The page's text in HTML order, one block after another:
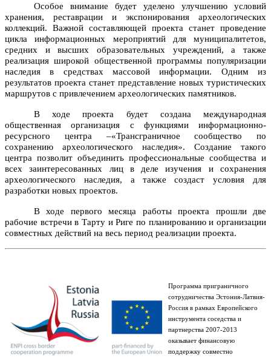
Особое внимание будет уделено улучшению условий
хранения, реставрации и экспонирования археологических
коллекций. Важной составляющей проекта станет проведение
цикла информационных мероприятий для муниципалитетов,
средних и высших образовательных учреждений, а также
реализация широкой общественной программы популяризации
наследия в средствах массовой информации. Одним из
результатов проекта станет представление новых туристических
маршрутов с привлечением археологических памятников.
В ходе проекта будет создана международная
общественная организация с функциями информационно-
ресурсного центра ‒«Трансграничное сообщество по
сохранению археологического наследия». Создание такого
центра позволит объединить профессиональные сообщества и
всех заинтересованных лиц в деле изучения и сохранения
археологического наследия, а также создаст условия для
разработки новых проектов.
В ходе первого месяца работы проекта прошли две
рабочие встречи в Тарту и Риге по планированию и организации
совместных действий на весь период реализации проекта.
Программа приграничного
сотрудничества Эстония-Латвия-
Россия в рамках Европейского
инструмента соседства и
партнерства 2007-2013
оказывает финансовую
поддержку совместно